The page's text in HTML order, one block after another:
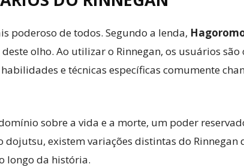
poderoso de todos. Segundo a lenda,
olho. Ao utilizar o Rinnegan, os usuários são
e técnicas específicas comumente
sobre a vida e a morte, um poder
existem variações distintas do Rinnegan
longo da história.